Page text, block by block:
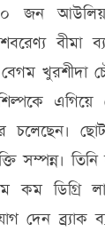
জন
বীমা
খুরশীদা
এগিয়ে
সম্পন্ন। তিনি
কম ডিগ্রি
দেন ব্র্যাক